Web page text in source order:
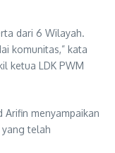
dari 6 Wilayah.
komunitas,” kata
ketua LDK PWM
Arifin menyampaikan
yang telah